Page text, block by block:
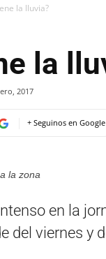
la lluvia?
la
2017
+ Seguinos en Google
la zona
en la
del viernes y